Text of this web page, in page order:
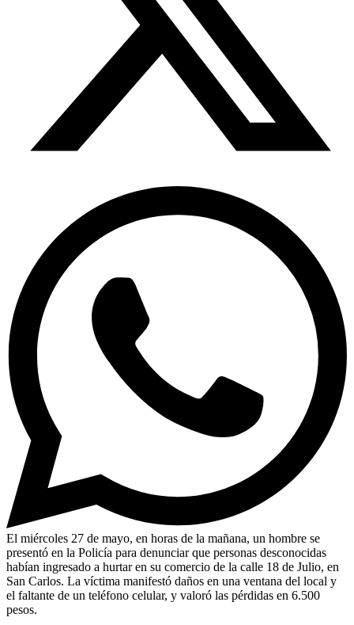
El miércoles 27 de mayo, en horas de la mañana, un hombre se
presentó en la Policía para denunciar que personas desconocidas
habían ingresado a hurtar en su comercio de la calle 18 de Julio, en
San Carlos. La víctima manifestó daños en una ventana del local y
el faltante de un teléfono celular, y valoró las pérdidas en 6.500
pesos.